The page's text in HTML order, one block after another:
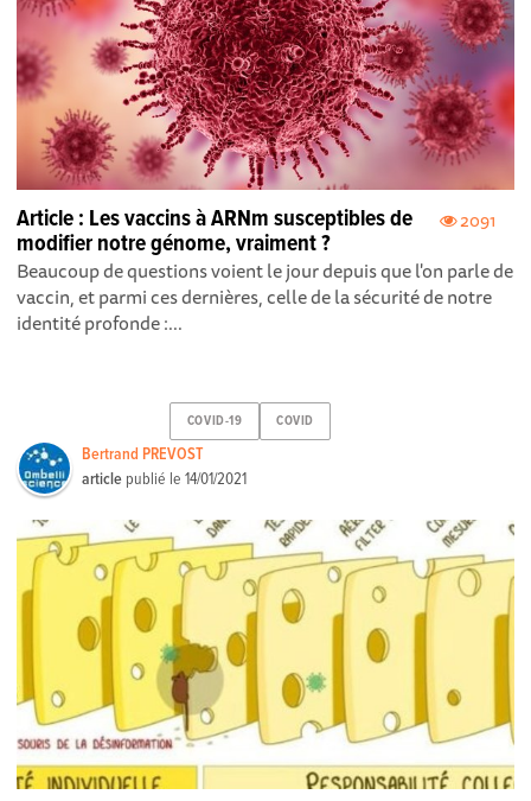
2091
Article : Les vaccins à ARNm susceptibles de
modifier notre génome, vraiment ?
Beaucoup de questions voient le jour depuis que l'on parle de
vaccin, et parmi ces dernières, celle de la sécurité de notre
identité profonde :...
COVID-19 COVID
Bertrand PREVOST
article publié le14/01/2021